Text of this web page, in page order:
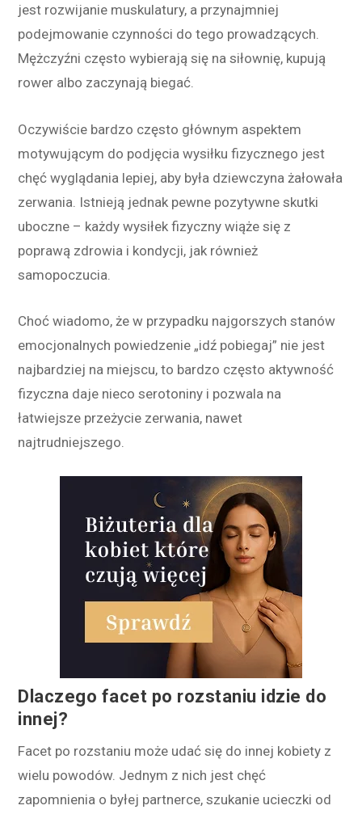
jest rozwijanie muskulatury, a przynajmniej
podejmowanie czynności do tego prowadzących.
Mężczyźni często wybierają się na siłownię, kupują
rower albo zaczynają biegać.
Oczywiście bardzo często głównym aspektem
motywującym do podjęcia wysiłku fizycznego jest
chęć wyglądania lepiej, aby była dziewczyna żałowała
zerwania. Istnieją jednak pewne pozytywne skutki
uboczne – każdy wysiłek fizyczny wiąże się z
poprawą zdrowia i kondycji, jak również
samopoczucia.
Choć wiadomo, że w przypadku najgorszych stanów
emocjonalnych powiedzenie „idź pobiegaj” nie jest
najbardziej na miejscu, to bardzo często aktywność
fizyczna daje nieco serotoniny i pozwala na
łatwiejsze przeżycie zerwania, nawet
najtrudniejszego.
Dlaczego facet po rozstaniu idzie do
innej?
Facet po rozstaniu może udać się do innej kobiety z
wielu powodów. Jednym z nich jest chęć
zapomnienia o byłej partnerce, szukanie ucieczki od